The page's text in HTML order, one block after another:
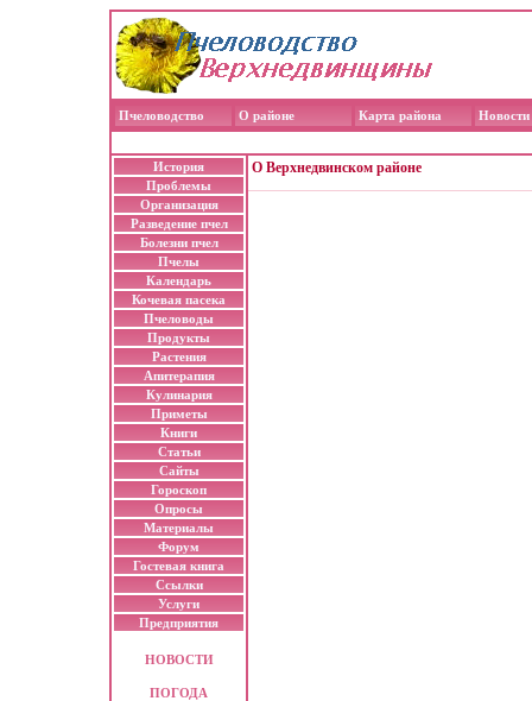
Пчеловодство О районе Карта района Новости
История
Проблемы
Организация
Разведение пчел
Болезни пчел
Пчелы
Календарь
Кочевая пасека
Пчеловоды
Продукты
Растения
Апитерапия
Кулинария
Приметы
Книги
Статьи
Сайты
Гороскоп
Опросы
Материалы
Форум
Гостевая книга
Ссылки
Услуги
Предприятия
НОВОСТИ
ПОГОДА
О Верхнедвинском районе